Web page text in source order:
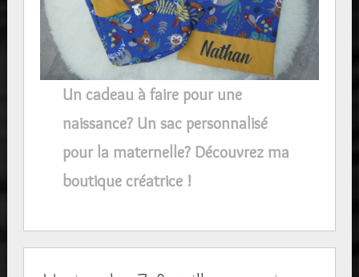
Un cadeau à faire pour une
naissance? Un sac personnalisé
pour la maternelle? Découvrez ma
boutique créatrice !